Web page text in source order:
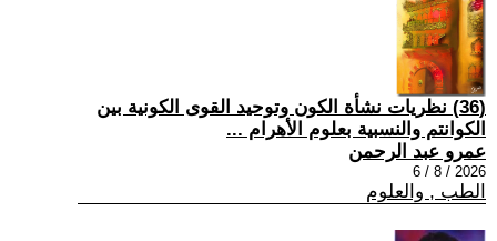
(36) نظريات نشأة الكون وتوحيد القوى الكونية بين
الكوانتم والنسبية بعلوم الأهرام ...
عمرو عبد الرحمن
2026 / 8 / 6
الطب , والعلوم